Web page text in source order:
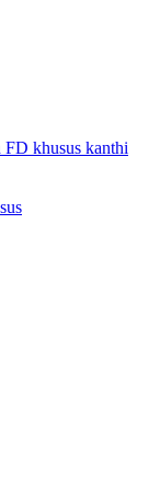
khusus kanthi